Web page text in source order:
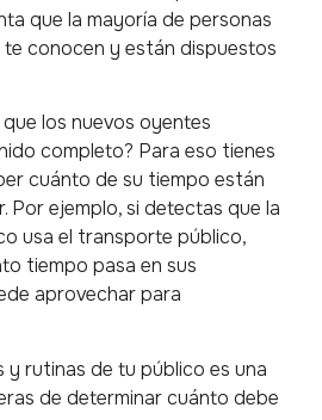
que la mayoría de personas
conocen y están dispuestos
los nuevos oyentes
completo? Para eso tienes
cuánto de su tiempo están
Por ejemplo, si detectas que la
usa el transporte público,
tiempo pasa en sus
aprovechar para
y rutinas de tu público es una
de determinar cuánto debe